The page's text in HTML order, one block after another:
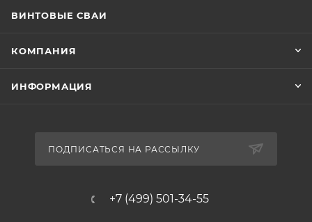
ВИНТОВЫЕ СВАИ
КОМПАНИЯ
ИНФОРМАЦИЯ
ПОДПИСАТЬСЯ НА РАССЫЛКУ
+7 (499) 501-34-55